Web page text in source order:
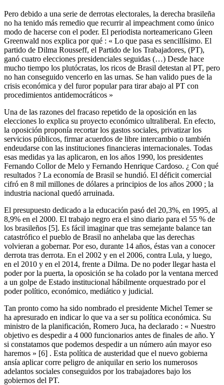
Pero debido a una serie de derrotas electorales, la derecha brasileña
no ha tenido más remedio que recurrir al impeachment como único
modo de hacerse con el poder. El periodista norteamericano Gleen
Greenwald nos explica por qué : « Lo que pasa es sencillísimo. El
partido de Dilma Rousseff, el Partido de los Trabajadores, (PT),
ganó cuatro elecciones presidenciales seguidas (…) Desde hace
mucho tiempo los plutócratas, los ricos de Brasil detestan al PT, pero
no han conseguido vencerlo en las urnas. Se han valido pues de la
crisis económica y del furor popular para tirar abajo al PT con
procedimientos antidemocráticos »
Una de las razones del fracaso repetido de la oposición en las
elecciones lo explica su proyecto económico ultraliberal. En efecto,
la oposición proponía recortar los gastos sociales, privatizar los
servicios públicos, firmar acuerdos de libre intercambio o también
endeudarse con las instituciones financieras internacionales. Todas
esas medidas ya las aplicaron, en los años 1990, los presidentes
Fernando Collor de Melo y Fernando Henrique Cardoso. ¿ Con qué
resultados ? La economía de Brasil se hundió. El déficit comercial
cifró en 8 mil millones de dólares a principios de los años 2000 ; la
industria nacional quedó arruinada.
El presupuesto dedicado a la educación pasó del 20,3%, en 1995, al
8,9% en el 2000. El trabajo negro era el sino diario para el 55 % de
los brasileños [5]. Es fácil imaginar que tras semejante balance tan
catastrófico el pueblo de Brasil no anhelaba que las derechas
volvieran a gobernar. Por eso, durante 14 años, éstas van a conocer
derrota tras derrota. En el 2002 y en el 2006, contra Lula, y luego,
en el 2010 y en el 2014, frente a Dilma. De no poder llegar hasta el
poder por la puerta, la oposición se ha colado por la ventana merced
a un golpe de Estado institucional hábilmente orquestrado por el
poder político, económico, mediático y judicial.
Tan pronto como ha sido nombrado el presidente Michel Temer se
ha apresurado en indicar lo que va a ser su política económica. Su
ministro de la planificación, Romero Juca, ha declarado : « Nuestro
objetivo es despedir a 4 000 funcionarios antes de finales de año. Y
si constatamos que podemos despedir a un número aún mayor eso
haremos » [6] . Esta política de austeridad que el nuevo gobierna
ansía aplicar corre peligro de aniquilar en serio los numerosos
adelantos sociales conseguidos por los trabajadores bajo los
gobiernos del PT.